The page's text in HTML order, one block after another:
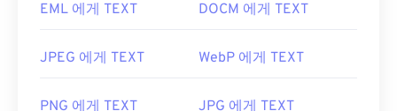
EML 에게 TEXT DOCM 에게 TEXT
JPEG 에게 TEXT WebP 에게 TEXT
PNG 에게 TEXT JPG 에게 TEXT